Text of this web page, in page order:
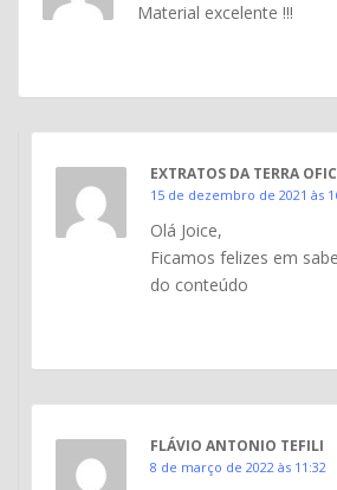
Material excelente !!!
EXTRATOS DA TERRA
15 de dezembro de 2021 às
Olá Joice,
Ficamos felizes em
do conteúdo
FLÁVIO ANTONIO TEFILI
8 de março de 2022 às 11:32